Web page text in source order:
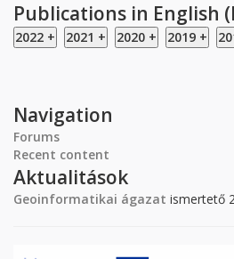
Publications in English
Navigation
Forums
Recent content
Aktualitások
Geoinformatikai ágazat ismertető